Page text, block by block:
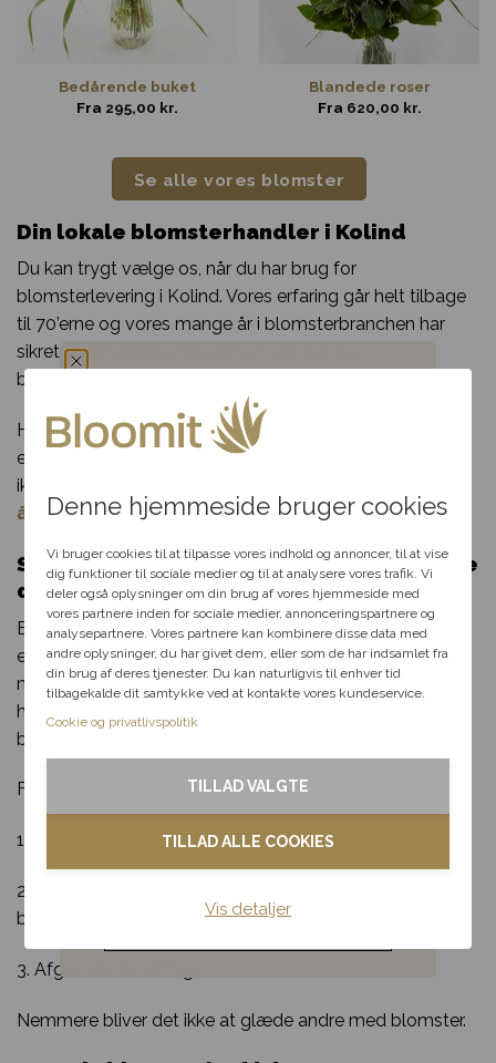
Denne hjemmeside bruger cookies
Vi bruger cookies til at tilpasse vores indhold og annoncer, til at vise
dig funktioner til sociale medier og til at analysere vores trafik. Vi
deler også oplysninger om din brug af vores hjemmeside med
vores partnere inden for sociale medier, annonceringspartnere og
analysepartnere. Vores partnere kan kombinere disse data med
andre oplysninger, du har givet dem, eller som de har indsamlet fra
din brug af deres tjenester. Du kan naturligvis til enhver tid
tilbagekalde dit samtykke ved at kontakte vores kundeservice.
Cookie og privatlivspolitik
TILLAD ALLE COOKIES
TILLAD VALGTE
Vis detaljer
Bedårende buket
Fra 295,00 kr.
Blandede roser
Fra 620,00 kr.
Se alle vores blomster
Din lokale blomsterhandler i Kolind
Du kan trygt vælge os, når du har brug for
blomsterlevering i Kolind. Vores erfaring går helt tilbage
til 70’erne og vores mange år i blomsterbranchen har
sikret os et kæmpe netværk af florister og
blomsterbutikker som vi samarbejder med.
Har du spørgsmål til din bestilling, udvalget af blomster
eller særlige ønsker til din blomsterdekoration? Så tøv
ikke med at kontakte os per telefon eller mail i vores
åbningstid.
Send blomster til Kolind– levering samme
dag
Bloomit gør blomsterudbringning i Kolindlige så let som
en leg. Alt du skal gøre, er at klikke et par gange med
musen og indtaste de nødvendige informationer. Når du
har gjort det, kan vi klargøre og sende din smukke
blomsterlevering til en heldig i Kolind!
For at lægge en bestilling skal du:
1. Fortælle os hvilken buket din modtager skal have
2. Fortælle os hvor og hvornår din modtager skal have
buketten
3. Afgive din bestilling
Nemmere bliver det ikke at glæde andre med blomster.
Du har fået en
passer til dig, så hjælper vi
dig videre med at finde den
perfekte rabat til dit svar.
Fødselsdag
Tak & omtanke
Kondolence
Blomster til hjemmet
Noget andet